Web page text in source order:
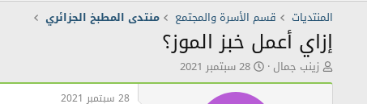
المنتديات
قسم الأسرة والمجتمع منتدى المطبخ الجزائري
إزاي أعمل خبز الموز؟
ك
ا
زينب جمال ت
ا
ر
28 سبتمبر 2021
28 سبتمبر 2021